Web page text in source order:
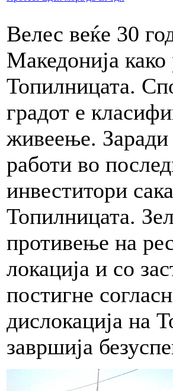
Велес веќе 30
Македонија како
Топилницата.
градот е
живеење.
работи во
инвеститори
Топилницата.
противење на
локација и со
постигне
дислокација на
завршија